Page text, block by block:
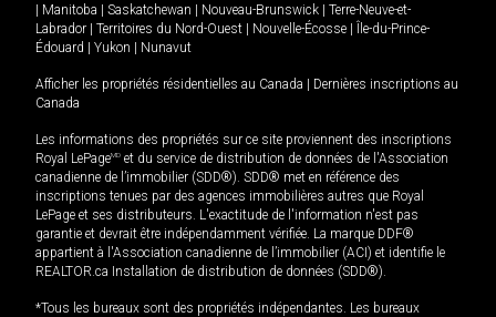
Manitoba Saskatchewan Nouveau-Brunswick
Terre-Neuve-et-
Labrador
Territoires du Nord-Ouest Nouvelle-Écosse
Île-du-Prince-
Édouard
Yukon Nunavut
Afficher les propriétés résidentielles au Canada
Dernières inscriptions au
Canada
Les informations des propriétés sur ce site proviennent des inscriptions
Royal LePageMD et du service de distribution de données de l'Association
canadienne de l’immobilier (SDD®). SDD® met en référence des
inscriptions tenues par des agences immobilières autres que Royal
LePage et ses distributeurs. L'exactitude de l'information n'est pas
garantie et devrait être indépendamment vérifiée. La marque DDF®
appartient à l'Association canadienne de l’immobilier (ACI) et identifie le
REALTOR.ca Installation de distribution de données (SDD®).
*Tous les bureaux sont des propriétés indépendantes. Les bureaux